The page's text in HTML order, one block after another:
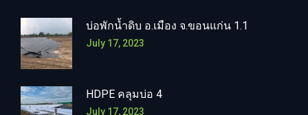
บ่อพักน้ำดิบ อ.เมือง จ.ขอนแก่น 1.1
July 17, 2023
HDPE คลุมบ่อ 4
July 17, 2023